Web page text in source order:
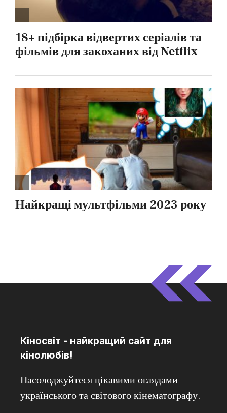
Кіносвіт - найкращий сайт для
кінолюбів!
Насолоджуйтеся цікавими оглядами
українського та світового кінематографу.